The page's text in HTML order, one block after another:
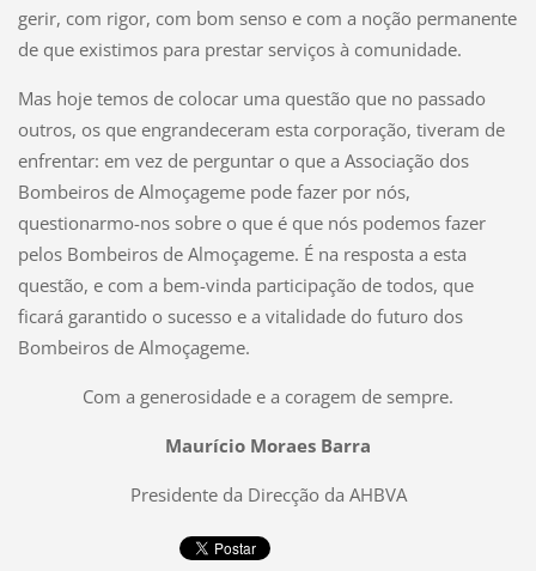
gerir, com rigor, com bom senso e com a noção permanente
de que existimos para prestar serviços à comunidade.
Mas hoje temos de colocar uma questão que no passado
outros, os que engrandeceram esta corporação, tiveram de
enfrentar: em vez de perguntar o que a Associação dos
Bombeiros de Almoçageme pode fazer por nós,
questionarmo-nos sobre o que é que nós podemos fazer
pelos Bombeiros de Almoçageme. É na resposta a esta
questão, e com a bem-vinda participação de todos, que
ficará garantido o sucesso e a vitalidade do futuro dos
Bombeiros de Almoçageme.
Com a generosidade e a coragem de sempre.
Maurício Moraes Barra
Presidente da Direcção da AHBVA